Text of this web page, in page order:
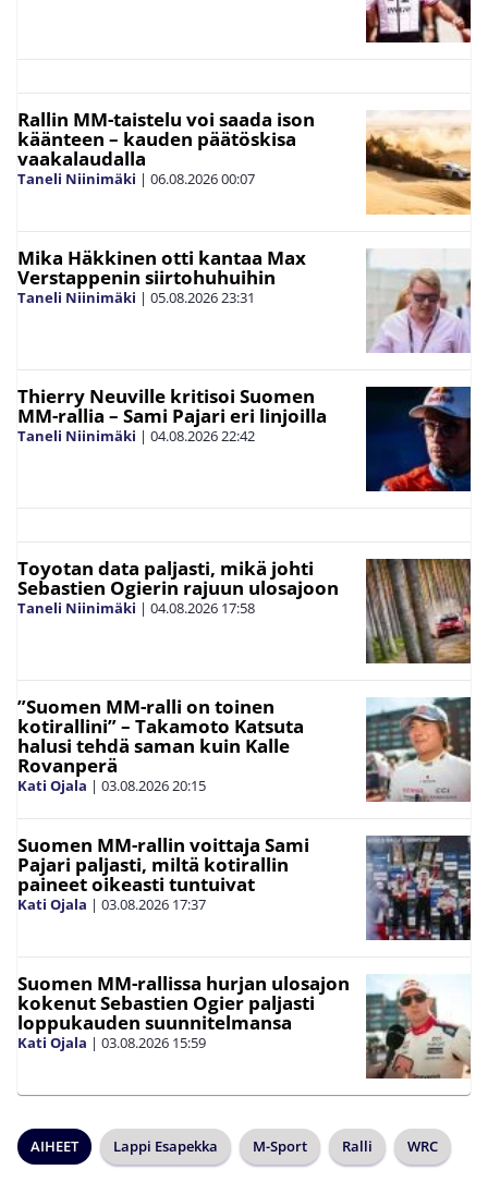
Rallin MM-taistelu voi saada ison
käänteen – kauden päätöskisa
vaakalaudalla
Taneli Niinimäki | 06.08.202600:07
Mika Häkkinen otti kantaa Max
Verstappenin siirtohuhuihin
Taneli Niinimäki | 05.08.202623:31
Thierry Neuville kritisoi Suomen
MM-rallia – Sami Pajari eri linjoilla
Taneli Niinimäki | 04.08.202622:42
Toyotan data paljasti, mikä johti
Sebastien Ogierin rajuun ulosajoon
Taneli Niinimäki | 04.08.2026 17:58
”Suomen MM-ralli on toinen
kotirallini” – Takamoto Katsuta
halusi tehdä saman kuin Kalle
Rovanperä
Kati Ojala | 03.08.202620:15
Suomen MM-rallin voittaja Sami
Pajari paljasti, miltä kotirallin
paineet oikeasti tuntuivat
Kati Ojala | 03.08.2026 17:37
Suomen MM-rallissa hurjan ulosajon
kokenut Sebastien Ogier paljasti
loppukauden suunnitelmansa
Kati Ojala | 03.08.2026 15:59
AIHEET Lappi Esapekka M-Sport Ralli WRC